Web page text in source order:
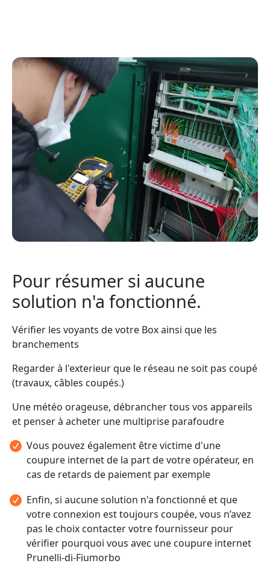
Pour résumer si aucune
solution n'a fonctionné.
Vérifier les voyants de votre Box ainsi que les
branchements
Regarder à l'exterieur que le réseau ne soit pas coupé
(travaux, câbles coupés.)
Une météo orageuse, débrancher tous vos appareils
et penser à acheter une multiprise parafoudre
Vous pouvez également être victime d'une
coupure internet de la part de votre opérateur, en
cas de retards de paiement par exemple
Enfin, si aucune solution n'a fonctionné et que
votre connexion est toujours coupée, vous n’avez
pas le choix contacter votre fournisseur pour
vérifier pourquoi vous avec une coupure internet
Prunelli-di-Fiumorbo